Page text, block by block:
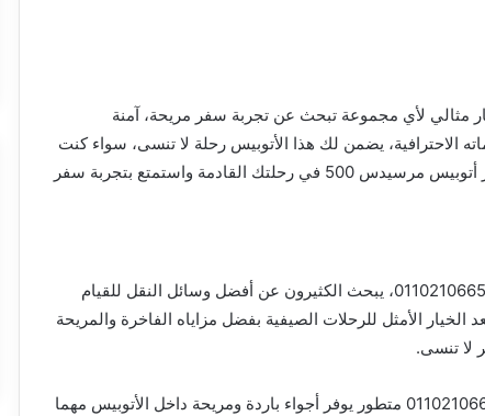
500 للسفريات هو خيار مثالي لأي مجموعة تبحث عن تجربة سفر مريحة، آمنة
وخدماته الاحترافية، يضمن لك هذا الأتوبيس رحلة لا تنسى، سواء كنت
تسافر لمسافات قصيرة أو طويلة. لا تتردد في استئجار أتوبيس مرسيدس 500 في رحلتك القادمة واستمتع بتجربة سفر
لذلك مع قدوم فصل الصيف وارتفاع درجات الحرارة 01102106655، يبحث الكثيرون عن أفضل وسائل النقل للقيام
ممتعة ومريحة. تأجير أتوبيس مرسيدس 600 يعد الخيار الأمثل للرحلات الصيفية بفضل مزاياه الفاخرة والمريحة
لا تنسى.
بالتالي أتوبيس مرسيدس 600 يتميز بنظام تكييف 01102106655 متطور يوفر أجواء باردة ومريحة داخل الأتوبيس مهما